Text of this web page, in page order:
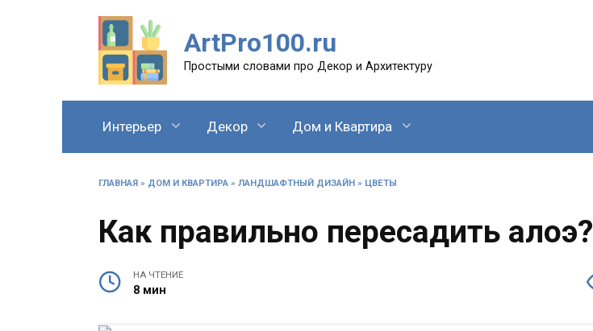
ArtPro100.ru
Простыми словами про Декор и Архитектуру
Интерьер Декор Дом и Квартира
ГЛАВНАЯ » ДОМ И КВАРТИРА » ЛАНДШАФТНЫЙ ДИЗАЙН » ЦВЕТЫ
Как правильно пересадить алоэ?
НА ЧТЕНИЕ
8 мин